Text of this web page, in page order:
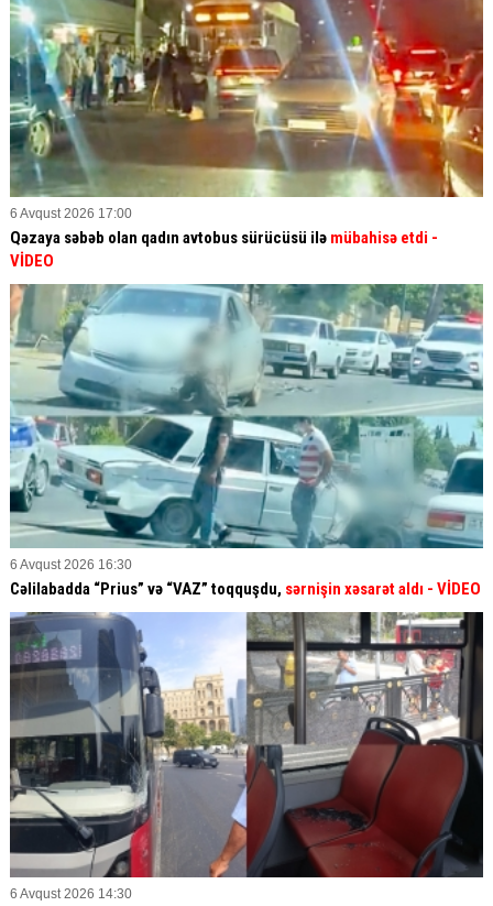
6 Avqust 2026 17:00
Qəzaya səbəb olan qadın avtobus sürücüsü ilə mübahisə etdi -
VİDEO
6 Avqust 2026 16:30
Cəlilabadda “Prius” və “VAZ” toqquşdu, sərnişin xəsarət aldı - VİDEO
6 Avqust 2026 14:30